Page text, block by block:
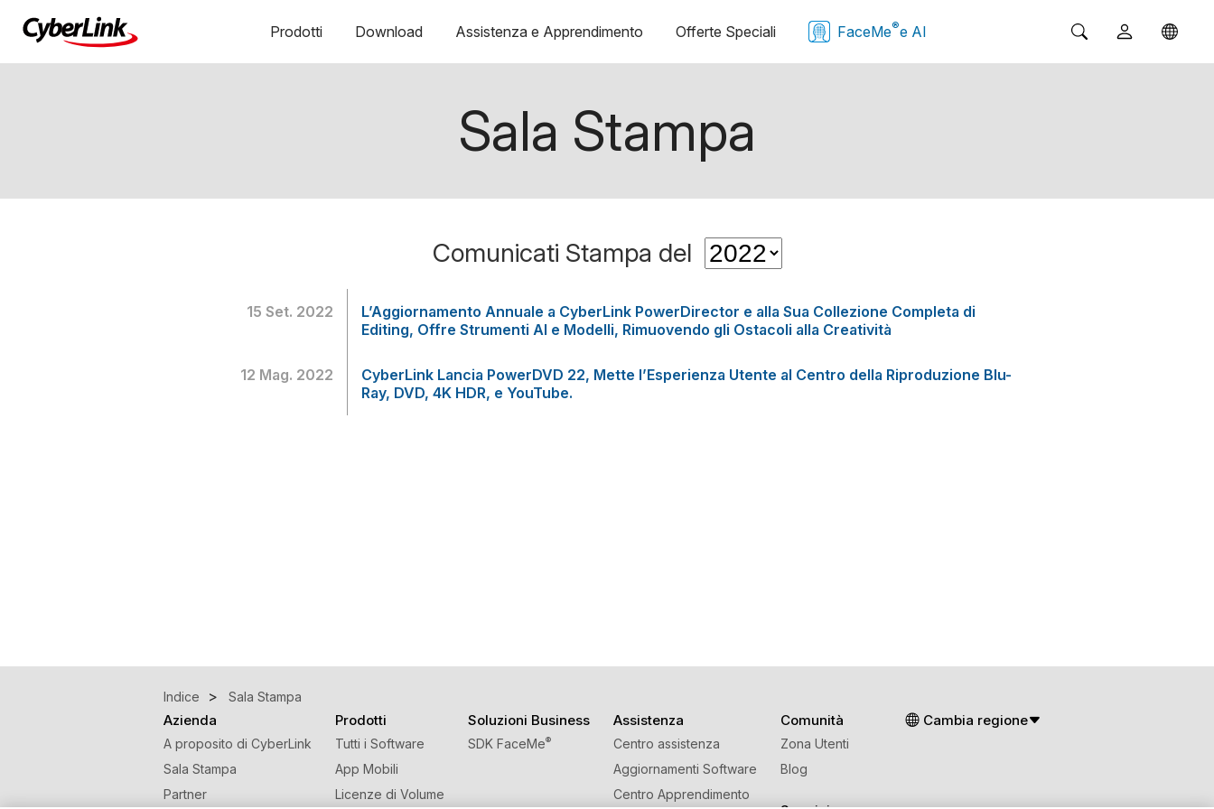
Prodotti Download Assistenza e Apprendimento Offerte Speciali FaceMe®e AI
Sala Stampa
Comunicati Stampa del
15 Set. 2022
L’Aggiornamento Annuale a CyberLink PowerDirector e alla Sua Collezione Completa di
Editing, Offre Strumenti AI e Modelli, Rimuovendo gli Ostacoli alla Creatività
12 Mag. 2022
CyberLink Lancia PowerDVD 22, Mette l’Esperienza Utente al Centro della Riproduzione Blu-
Ray, DVD, 4K HDR, e YouTube.
Indice Sala Stampa
Azienda
A proposito di CyberLink
Sala Stampa
Partner
Prodotti
Tutti i Software
App Mobili
Licenze di Volume
Soluzioni Business
SDK FaceMe®
Assistenza
Centro assistenza
Aggiornamenti Software
Centro Apprendimento
Comunità
Zona Utenti
Blog
Cambia regione